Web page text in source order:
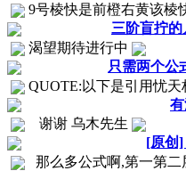
9号棱快是前橙右黄该棱
三阶盲拧
渴望期待进行中
只需两个公
QUOTE:以下是引用忧天
谢谢 乌木先生
[原创
那么多公式啊,第一第二